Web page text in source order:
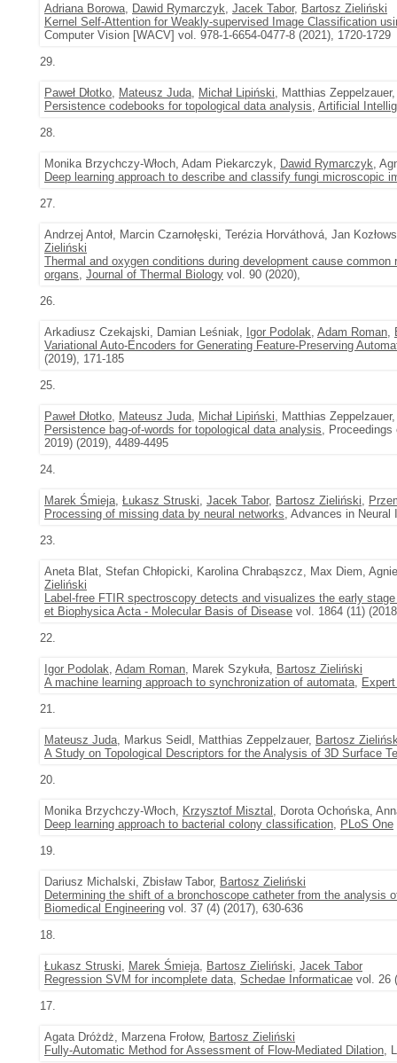
Adriana Borowa, Dawid Rymarczyk, Jacek Tabor, Bartosz Zieliński
Kernel Self-Attention for Weakly-supervised Image Classification
Computer Vision [WACV] vol. 978-1-6654-0477-8 (2021), 1720-1729
29.
Paweł Dłotko, Mateusz Juda, Michał Lipiński, Matthias
Persistence codebooks for topological data analysis, Artificial
28.
Monika Brzychczy-Włoch, Adam Piekarczyk, Dawid Rymarczyk,
Deep learning approach to describe and classify fungi microscopic
27.
Andrzej Antoł, Marcin Czarnołęski, Terézia Horváthová, Jan
Zieliński
Thermal and oxygen conditions during development cause
organs, Journal of Thermal Biology vol. 90 (2020),
26.
Arkadiusz Czekajski, Damian Leśniak, Igor Podolak, Adam Roman,
Variational Auto-Encoders for Generating Feature-Preserving
(2019), 171-185
25.
Paweł Dłotko, Mateusz Juda, Michał Lipiński, Matthias
Persistence bag-of-words for topological data analysis, Proceedings
2019) (2019), 4489-4495
24.
Marek Śmieja, Łukasz Struski, Jacek Tabor, Bartosz Zieliński,
Processing of missing data by neural networks, Advances in Neural
23.
Aneta Blat, Stefan Chłopicki, Karolina Chrabąszcz, Max Diem,
Zieliński
Label-free FTIR spectroscopy detects and visualizes the early
et Biophysica Acta - Molecular Basis of Disease vol. 1864 (11)
22.
Igor Podolak, Adam Roman, Marek Szykuła, Bartosz Zieliński
A machine learning approach to synchronization of automata,
21.
Mateusz Juda, Markus Seidl, Matthias Zeppelzauer, Bartosz
A Study on Topological Descriptors for the Analysis of 3D Surface
20.
Monika Brzychczy-Włoch, Krzysztof Misztal , Dorota Ochońska,
Deep learning approach to bacterial colony classification, PLoS One
19.
Dariusz Michalski, Zbisław Tabor, Bartosz Zieliński
Determining the shift of a bronchoscope catheter from the analysis
Biomedical Engineering vol. 37 (4) (2017), 630-636
18.
Łukasz Struski, Marek Śmieja, Bartosz Zieliński, Jacek Tabor
Regression SVM for incomplete data, Schedae Informaticae vol. 26
17.
Agata Dróżdż, Marzena Frołow, Bartosz Zieliński
Fully-Automatic Method for Assessment of Flow-Mediated Dilation,